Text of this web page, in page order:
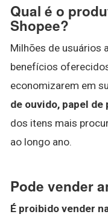
Qual é o
Shopee?
Milhões de usuários
benefícios
economizarem em
de ouvido, papel
dos itens mais
ao longo ano.
Pode vender
É proibido vender